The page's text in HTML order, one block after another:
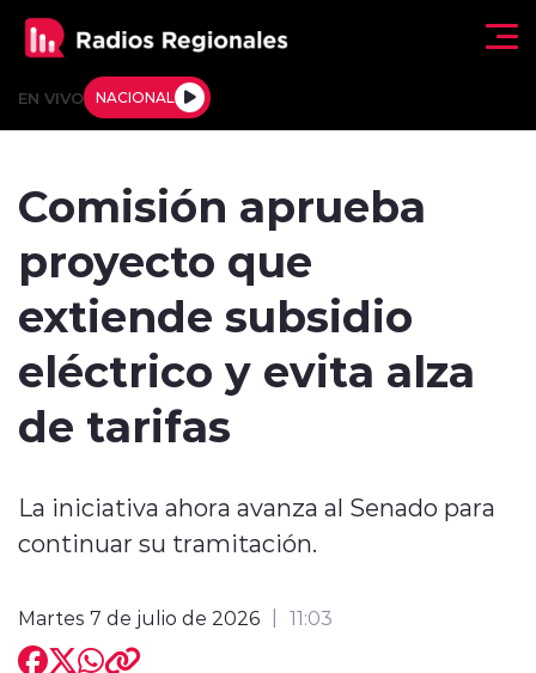
EN VIVO NACIONAL
Tendencias
Deportes
Internacional
Entrevistas
Comisión aprueba
proyecto que
extiende subsidio
eléctrico y evita alza
de tarifas
La iniciativa ahora avanza al Senado para
continuar su tramitación.
Martes 7 de julio de 2026 11:03